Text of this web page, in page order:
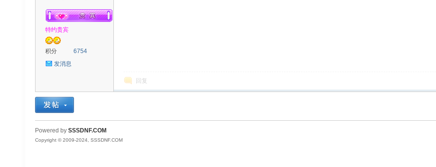
特约贵宾
积分
6754
发消息
回复
Powered by SSSDNF.COM
Copyright © 2009-2024, SSSDNF.COM